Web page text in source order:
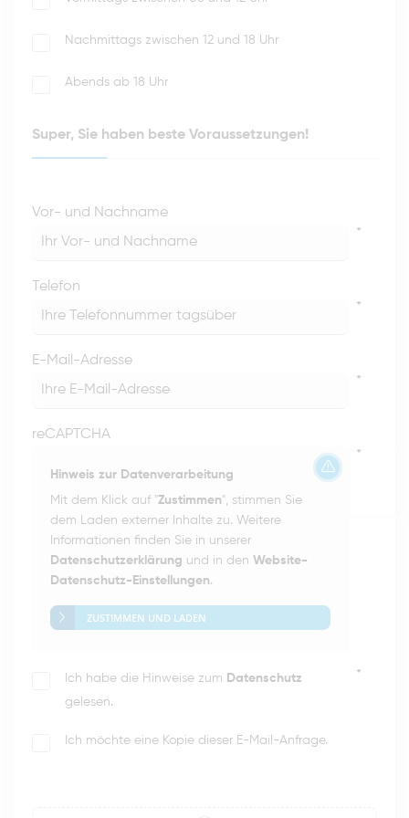
Nachmittags zwischen 12 und 18 Uhr
Abends ab 18 Uhr
Super, Sie haben beste Voraussetzungen!
Vor- und Nachname
*
Telefon
*
E-Mail-Adresse
*
reCAPTCHA
Hinweis zur Datenverarbeitung
Mit dem Klick auf "Zustimmen", stimmen Sie
dem Laden externer Inhalte zu. Weitere
Informationen finden Sie in unserer
Datenschutzerklärung und in den Website-
Datenschutz-Einstellungen.
ZUSTIMMEN UND LADEN
*
Ich habe die Hinweise zum Datenschutz
gelesen.
*
Ich möchte eine Kopie dieser E-Mail-Anfrage.